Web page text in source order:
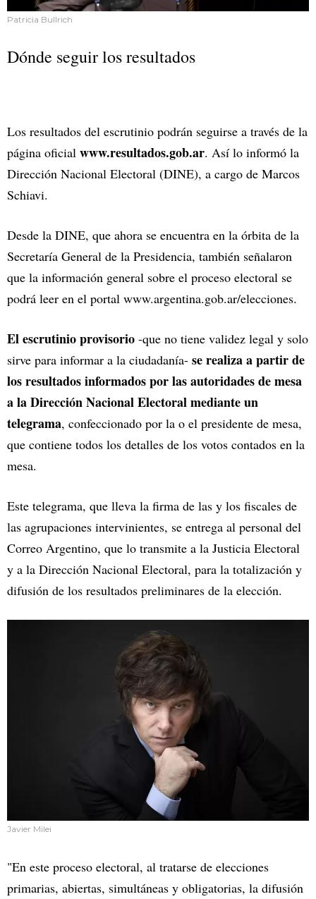
Patricia Bullrich
Dónde seguir los resultados
Los resultados del escrutinio podrán seguirse a través de la
página oficial www.resultados.gob.ar. Así lo informó la
Dirección Nacional Electoral (DINE), a cargo de Marcos
Schiavi.
Desde la DINE, que ahora se encuentra en la órbita de la
Secretaría General de la Presidencia, también señalaron
que la información general sobre el proceso electoral se
podrá leer en el portal www.argentina.gob.ar/elecciones.
El escrutinio provisorio -que no tiene validez legal y solo
sirve para informar a la ciudadanía- se realiza a partir de
los resultados informados por las autoridades de mesa
a la Dirección Nacional Electoral mediante un
telegrama, confeccionado por la o el presidente de mesa,
que contiene todos los detalles de los votos contados en la
mesa.
Este telegrama, que lleva la firma de las y los fiscales de
las agrupaciones intervinientes, se entrega al personal del
Correo Argentino, que lo transmite a la Justicia Electoral
y a la Dirección Nacional Electoral, para la totalización y
difusión de los resultados preliminares de la elección.
Javier Milei
"En este proceso electoral, al tratarse de elecciones
primarias, abiertas, simultáneas y obligatorias, la difusión